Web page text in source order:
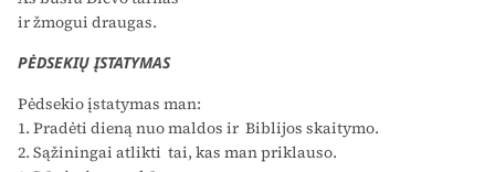
ir žmogui draugas.
PĖDSEKIŲ ĮSTATYMAS
Pėdsekio įstatymas man:
1. Pradėti dieną nuo maldos ir Biblijos skaitymo.
2. Sąžiningai atlikti tai, kas man priklauso.